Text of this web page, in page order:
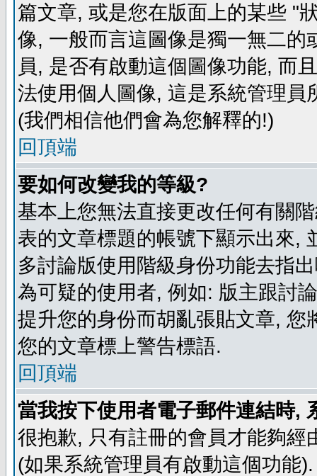
篇文章, 或是您在版面上的某些 "
像, 一般而言這圖像是獨一無二
員, 是否有啟動這個圖像功能, 而
法使用個人圖像, 這是系統管理
(我們相信他們會為您解釋的!)
回頂端
要如何改變我的等級?
基本上您無法直接更改任何有關
表的文章標題的帳號下顯示出來,
多討論版使用階級身份功能去指
為可疑的使用者, 例如: 版主跟討
提升您的身份而胡亂張貼文章,
您的文章標上警告標語.
回頂端
當我按下使用者電子郵件連結時,
很抱歉, 只有註冊的會員才能夠
(如果系統管理員有啟動這個功能